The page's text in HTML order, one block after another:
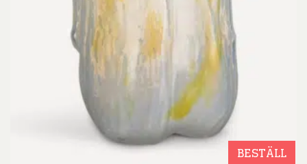
BESTÄLL